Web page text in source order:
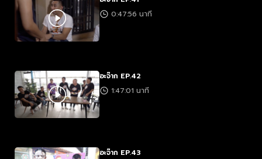
0:47:56 นาที
อะจ๊าก EP.42
1:47:01 นาที
อะจ๊าก EP.43